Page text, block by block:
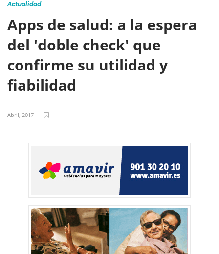
Actualidad
Apps de salud: a la espera
del 'doble check' que
confirme su utilidad y
fiabilidad
Abril, 2017